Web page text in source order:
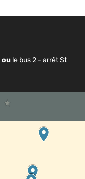
ou le bus 2 - arrêt St